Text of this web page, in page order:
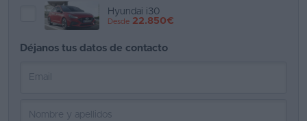
Hyundai i30
Desde 22.850€
Déjanos tus datos de contacto